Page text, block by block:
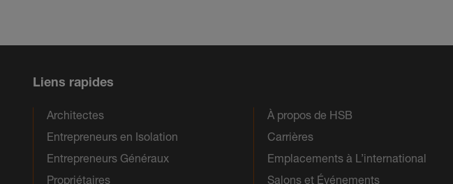
Liens rapides
Architectes
Entrepreneurs en Isolation
Entrepreneurs Généraux
Propriétaires
À propos de HSB
Carrières
Emplacements à L’international
Salons et Événements